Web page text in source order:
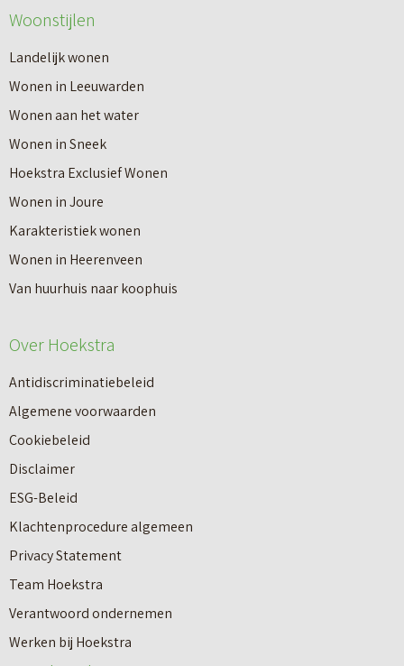
e
r
I
n
8
s
t
a
p
p
n
n
a
a
r
e
e
n
n
i
e
e
o
v
e
r
V
a
n
n
e
Woonstijlen
Landelijk wonen
Wonen in Leeuwarden
Wonen aan het water
Wonen in Sneek
Hoekstra Exclusief Wonen
Wonen in Joure
Karakteristiek wonen
Wonen in Heerenveen
Van huurhuis naar koophuis
Over Hoekstra
Antidiscriminatiebeleid
Algemene voorwaarden
Cookiebeleid
Disclaimer
ESG-Beleid
Klachtenprocedure algemeen
Privacy Statement
Team Hoekstra
Verantwoord ondernemen
Werken bij Hoekstra